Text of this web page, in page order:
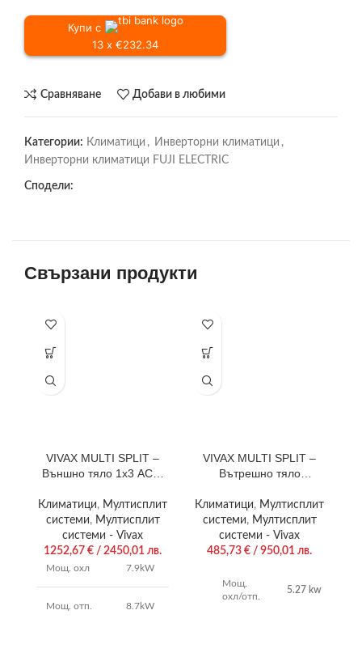
Купи с
13 x €232.34
Сравняване Добави в любими
Категории: Климатици , Инверторни климатици ,
Инверторни климатици FUJI ELECTRIC
Сподели:
Свързани продукти
VIVAX MULTI SPLIT –
Външно тяло 1х3 ACP-
Климатици, Мултисплит
системи, Мултисплит
системи - Vivax
1252,67 € / 2450,01 лв.
Мощ. охл 7.9kW
Мощ. отп. 8.7kW
VIVAX MULTI SPLIT –
Вътрешно тяло
18CC50AERI
Климатици, Мултисплит
системи, Мултисплит
системи - Vivax
485,73 € / 950,01 лв.
Мощ.
охл/отп.
5.27 kw